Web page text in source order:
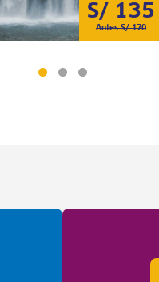
S/ 135
Antes S/ 170